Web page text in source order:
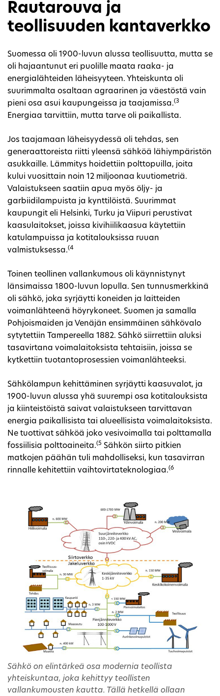
Rautarouva ja
teollisuuden kantaverkko
Suomessa oli 1900-luvun alussa teollisuutta, mutta se
oli hajaantunut eri puolille maata raaka- ja
energialähteiden läheisyyteen. Yhteiskunta oli
suurimmalta osaltaan agraarinen ja väestöstä vain
pieni osa asui kaupungeissa ja taajamissa.(3
Energiaa tarvittiin, mutta tarve oli paikallista.
Jos taajamaan läheisyydessä oli tehdas, sen
generaattoreista riitti yleensä sähköä lähiympäristön
asukkaille. Lämmitys hoidettiin polttopuilla, joita
kului vuosittain noin 12 miljoonaa kuutiometriä.
Valaistukseen saatiin apua myös öljy- ja
garbiidilampuista ja kynttilöistä. Suurimmat
kaupungit eli Helsinki, Turku ja Viipuri perustivat
kaasulaitokset, joissa kivihiilikaasua käytettiin
katulampuissa ja kotitalouksissa ruuan
valmistuksessa.(4
Toinen teollinen vallankumous oli käynnistynyt
länsimaissa 1800-luvun lopulla. Sen tunnusmerkkinä
oli sähkö, joka syrjäytti koneiden ja laitteiden
voimanlähteenä höyrykoneet. Suomen ja samalla
Pohjoismaiden ja Venäjän ensimmäinen sähkövalo
sytytettiin Tampereella 1882. Sähkö siirrettiin aluksi
tasavirtana voimalaitoksista tehtaisiin, joissa se
kytkettiin tuotantoprosessien voimanlähteeksi.
Sähkölampun kehittäminen syrjäytti kaasuvalot, ja
1900-luvun alussa yhä suurempi osa kotitalouksista
ja kiinteistöistä saivat valaistukseen tarvittavan
energia paikallisista tai alueellisista voimalaitoksista.
Ne tuottivat sähköä joko vesivoimalla tai polttamalla
fossiilisia polttoaineita.(5 Sähkön siirto pitkien
matkojen päähän tuli mahdolliseksi, kun tasavirran
rinnalle kehitettiin vaihtovirtateknologiaa.(6
Sähkö on elintärkeä osa modernia teollista
yhteiskuntaa, joka kehittyy teollisten
vallankumousten kautta. Tällä hetkellä ollaan